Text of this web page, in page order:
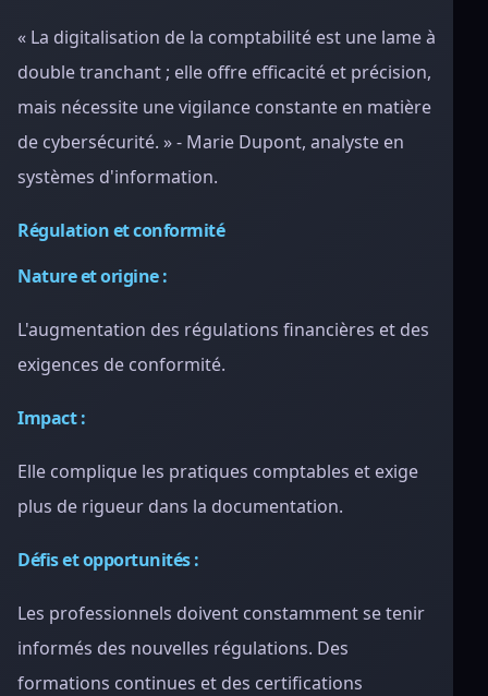
« La digitalisation de la comptabilité est une lame à
double tranchant ; elle offre efficacité et précision,
mais nécessite une vigilance constante en matière
de cybersécurité. » - Marie Dupont, analyste en
systèmes d'information.
Régulation et conformité
Nature et origine :
L'augmentation des régulations financières et des
exigences de conformité.
Impact :
Elle complique les pratiques comptables et exige
plus de rigueur dans la documentation.
Défis et opportunités :
Les professionnels doivent constamment se tenir
informés des nouvelles régulations. Des
formations continues et des certifications